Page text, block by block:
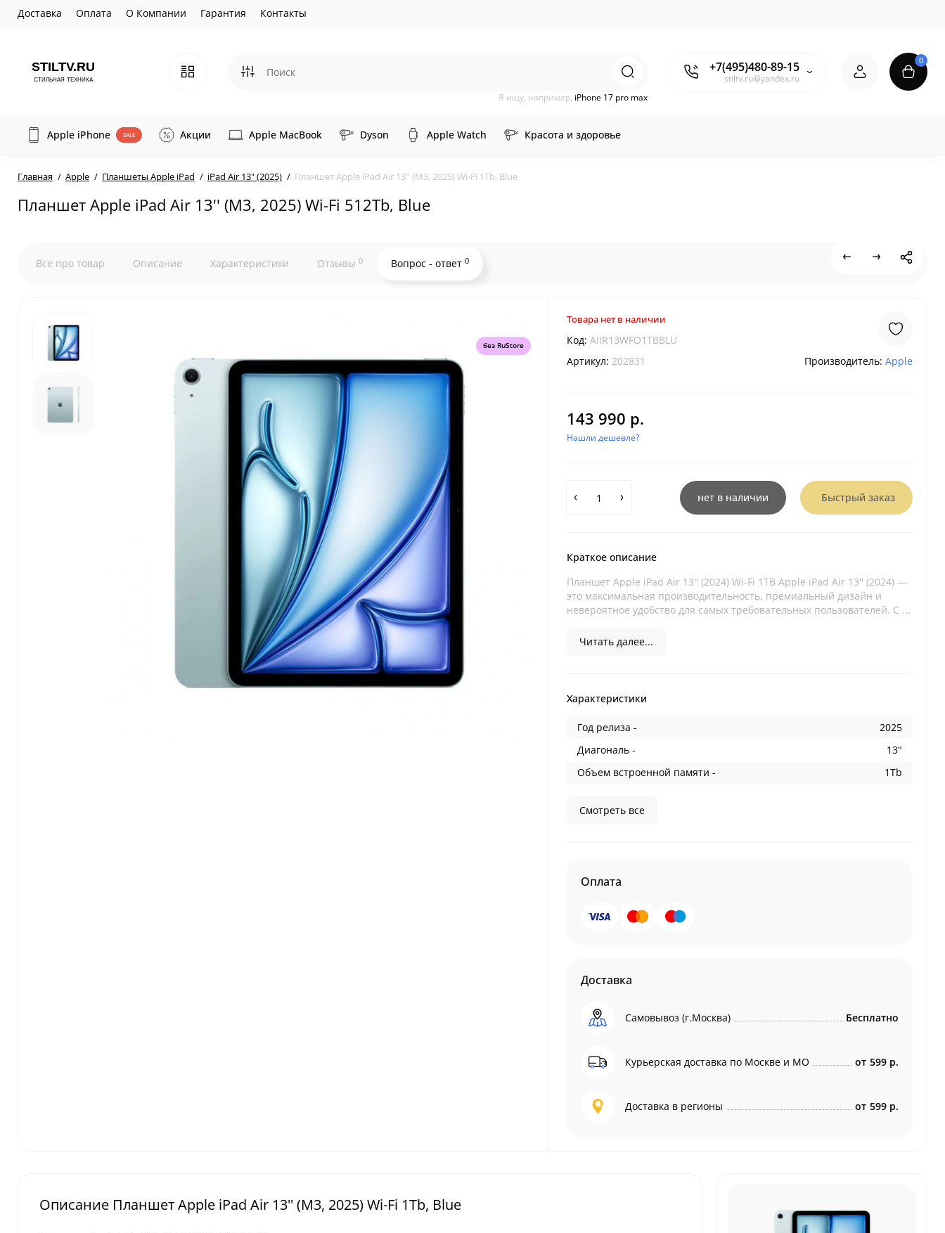
Доставка Оплата О Компании Гарантия Контакты
+7(495)480-89-15
stiltv.ru@yandex.ru
Я ищу, например, iPhone 17 pro max
0
Apple iPhone SALE Акции Apple MacBook Dyson Apple Watch Красота и здоровье
Главная Apple Планшеты Apple iPad iPad Air 13" (2025) Планшет Apple iPad Air 13'' (M3, 2025) Wi-Fi 1Tb, Blue
Планшет Apple iPad Air 13'' (M3, 2025) Wi-Fi 512Tb, Blue
Все про товар Описание Характеристики Отзывы 0 Вопрос - ответ 0
без RuStore
Товара нет в наличии
Код: AIIR13WFO1TBBLU
Артикул: 202831 Производитель: Apple
143 990 р.
Нашли дешевле?
нет в наличии Быстрый заказ
Краткое описание
Планшет Apple iPad Air 13'' (2024) Wi-Fi 1TB Apple iPad Air 13'' (2024) —
это максимальная производительность, премиальный дизайн и
невероятное удобство для самых требовательных пользователей. С ...
Читать далее...
Характеристики
Год релиза -
2025
Диагональ -
13"
Объем встроенной памяти -
1Tb
Смотреть все
Оплата
Доставка
Самовывоз (г.Москва) Бесплатно
Курьерская доставка по Москве и МО от 599 р.
Доставка в регионы от 599 р.
Описание Планшет Apple iPad Air 13'' (M3, 2025) Wi-Fi 1Tb, Blue